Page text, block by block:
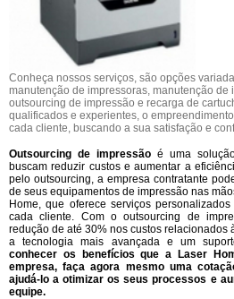
Conheça nossos serviços, são opções
manutenção de impressoras, manutenção de
outsourcing de impressão e recarga de
qualificados e experientes, o
cada cliente, buscando a sua satisfação e
Outsourcing de impressão é uma
buscam reduzir custos e aumentar a
pelo outsourcing, a empresa contratante
de seus equipamentos de impressão nas
Home, que oferece serviços
cada cliente. Com o outsourcing de
redução de até 30% nos custos relacionados
a tecnologia mais avançada e um
conhecer os benefícios que a Laser
empresa, faça agora mesmo uma
ajudá-lo a otimizar os seus processos e
equipe.